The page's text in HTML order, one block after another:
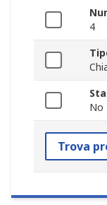
4
No
Trova